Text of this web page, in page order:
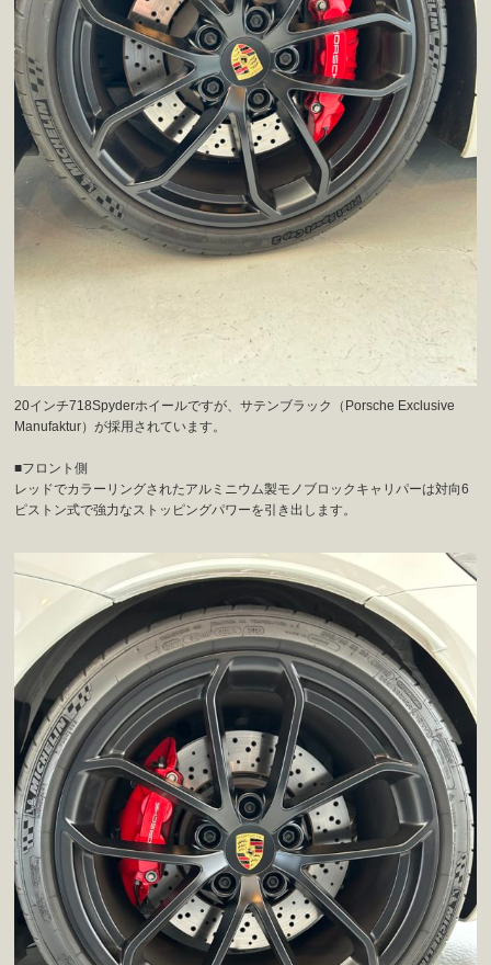
20インチ718Spyderホイールですが、サテンブラック（Porsche Exclusive
Manufaktur）が採用されています。
■フロント側
レッドでカラーリングされたアルミニウム製モノブロックキャリパーは対向6
ピストン式で強力なストッピングパワーを引き出します。